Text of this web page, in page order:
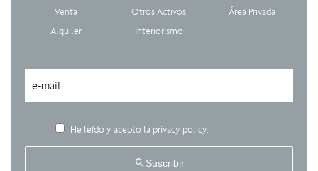
He leído y acepto la privacy policy.
Suscribir
Venta
Alquiler
Otros Activos
Interiorismo
Área Privada